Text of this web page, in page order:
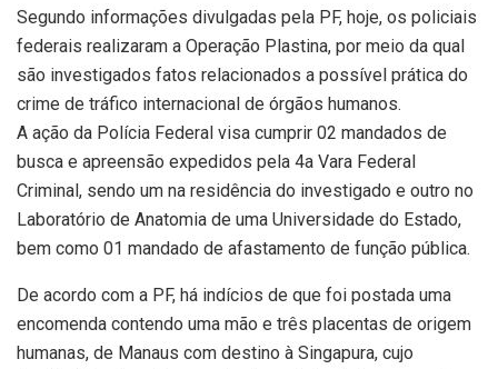
Segundo informações divulgadas pela PF, hoje, os policiais
federais realizaram a Operação Plastina, por meio da qual
são investigados fatos relacionados a possível prática do
crime de tráfico internacional de órgãos humanos.
A ação da Polícia Federal visa cumprir 02 mandados de
busca e apreensão expedidos pela 4a Vara Federal
Criminal, sendo um na residência do investigado e outro no
Laboratório de Anatomia de uma Universidade do Estado,
bem como 01 mandado de afastamento de função pública.
De acordo com a PF, há indícios de que foi postada uma
encomenda contendo uma mão e três placentas de origem
humanas, de Manaus com destino à Singapura, cujo